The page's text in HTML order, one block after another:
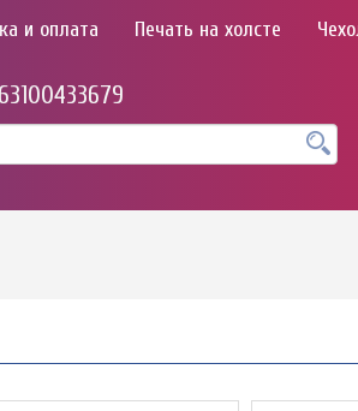
и оплата Печать на холсте